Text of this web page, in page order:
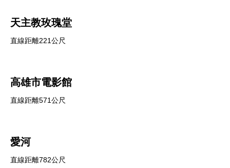
天主教玫瑰堂
直線距離221公尺
高雄市電影館
直線距離571公尺
愛河
直線距離782公尺